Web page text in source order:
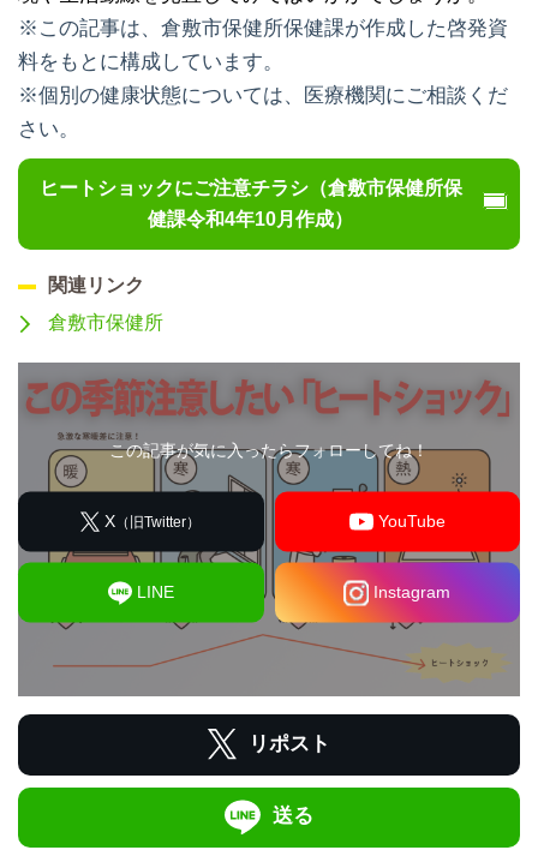
※この記事は、倉敷市保健所保健課が作成した啓発資
料をもとに構成しています。
※個別の健康状態については、医療機関にご相談くだ
さい。
ヒートショックにご注意チラシ（倉敷市保健所保
健課令和4年10月作成）
関連リンク
倉敷市保健所
この記事が気に入ったらフォローしてね！
X （旧Twitter） YouTube
LINE Instagram
リポスト
送る